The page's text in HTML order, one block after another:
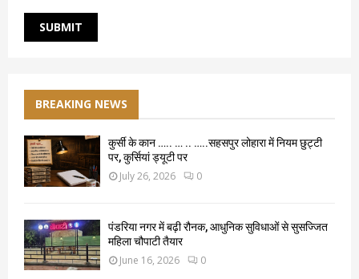
BREAKING NEWS
कुर्सी के कान ….. … .. …..सहसपुर लोहारा में नियम छुट्टी
पर, कुर्सियां ड्यूटी पर
July 26, 2026 0
पंडरिया नगर में बढ़ी रौनक, आधुनिक सुविधाओं से सुसज्जित
महिला चौपाटी तैयार
June 16, 2026 0